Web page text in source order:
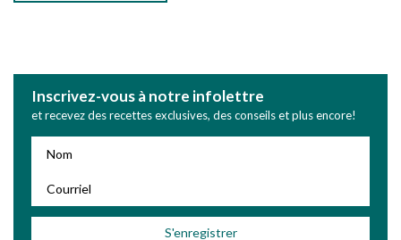
Inscrivez-vous à notre infolettre
et recevez des recettes exclusives, des conseils et plus encore!